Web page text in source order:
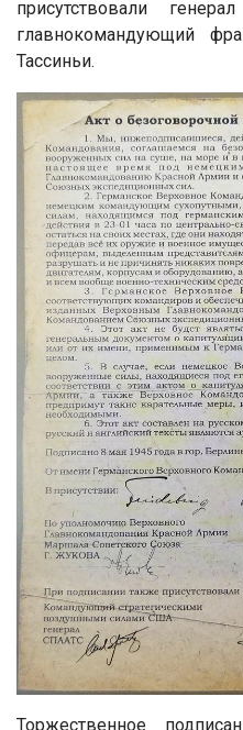
присутствовали
главнокомандующий
Тассиньи.
Торжественное